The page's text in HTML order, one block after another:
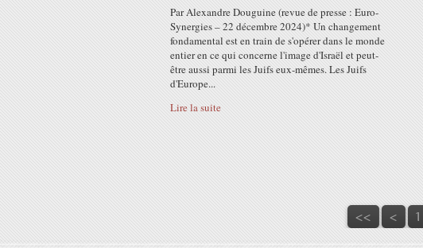
Par Alexandre Douguine (revue de presse : Euro-
Synergies – 22 décembre 2024)* Un changement
fondamental est en train de s'opérer dans le monde
entier en ce qui concerne l'image d'Israël et peut-
être aussi parmi les Juifs eux-mêmes. Les Juifs
d'Europe...
Lire la suite
<< < 1